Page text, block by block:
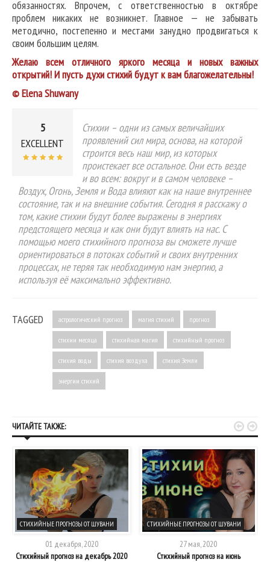
обязанностях. Впрочем, с ответственностью в октябре
проблем никаких не возникнет. Главное — не забывать
методично, постепенно и местами занудно продвигаться к
своим большим целям.
Желаю всем отличного яркого месяца и новых важных
открытий! И пусть духи стихий будут к вам благожелательны!
© Elena Shuwany
5
EXCELLENT
Стихии – одни из самых величайших
проявлений сил мира, основа, на которой
строится весь наш мир, из которых
проистекает все остальное. Они есть везде
и во всем: вокруг и в самом человеке –
Воздух, Огонь, Земля и Вода влияют как на наше внутреннее
состояние, так и на внешние события. Сегодня я расскажу о
том, какие стихии будут более выражены в энергиях
предстоящего месяца и как они будут влиять на нас. С
помощью моего стихийного прогноза вы сможете лучше
ориентироваться в потоках событий и своих внутренних
процессах, не теряя так необходимую нам энергию, а
используя её максимально эффективно.
TAGGED астрологический прогноз магия стихий прогноз
стихии месяца стихийная магия стихийный прогноз
стихия воды стихия воздуха стихия Земли
энергии стихий
ЧИТАЙТЕ ТАКЖЕ:
СТИХИЙНЫЕ ПРОГНОЗЫ ОТ ШУВАНИ
01 декабря, 2020
Стихийный прогноз на декабрь 2020
СТИХИЙНЫЕ ПРОГНОЗЫ ОТ ШУВАНИ
27 мая, 2020
Стихийный прогноз на июнь
 